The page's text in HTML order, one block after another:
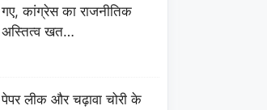
गए, कांग्रेस का राजनीतिक
अस्तित्व खत…
पेपर लीक और चढ़ावा चोरी के